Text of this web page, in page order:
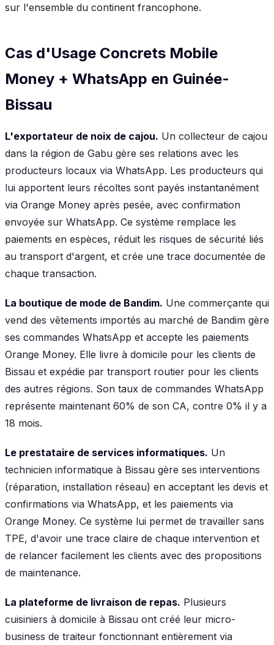
sur l'ensemble du continent francophone.
Cas d'Usage Concrets Mobile
Money + WhatsApp en Guinée-
Bissau
L'exportateur de noix de cajou. Un collecteur de cajou
dans la région de Gabu gère ses relations avec les
producteurs locaux via WhatsApp. Les producteurs qui
lui apportent leurs récoltes sont payés instantanément
via Orange Money après pesée, avec confirmation
envoyée sur WhatsApp. Ce système remplace les
paiements en espèces, réduit les risques de sécurité liés
au transport d'argent, et crée une trace documentée de
chaque transaction.
La boutique de mode de Bandim. Une commerçante qui
vend des vêtements importés au marché de Bandim gère
ses commandes WhatsApp et accepte les paiements
Orange Money. Elle livre à domicile pour les clients de
Bissau et expédie par transport routier pour les clients
des autres régions. Son taux de commandes WhatsApp
représente maintenant 60% de son CA, contre 0% il y a
18 mois.
Le prestataire de services informatiques. Un
technicien informatique à Bissau gère ses interventions
(réparation, installation réseau) en acceptant les devis et
confirmations via WhatsApp, et les paiements via
Orange Money. Ce système lui permet de travailler sans
TPE, d'avoir une trace claire de chaque intervention et
de relancer facilement les clients avec des propositions
de maintenance.
La plateforme de livraison de repas. Plusieurs
cuisiniers à domicile à Bissau ont créé leur micro-
business de traiteur fonctionnant entièrement via